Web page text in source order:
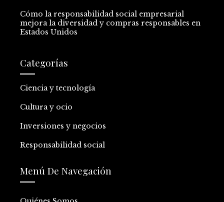
Cómo la responsabilidad social empresarial
mejora la diversidad y compras responsables en
Estados Unidos
Categorías
Ciencia y tecnología
Cultura y ocio
Inversiones y negocios
Responsabilidad social
Menú De Navegación